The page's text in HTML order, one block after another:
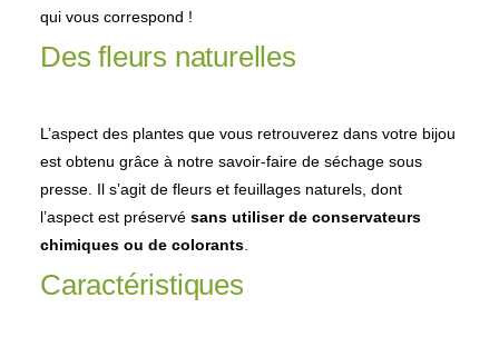
qui vous correspond !
Des fleurs naturelles
L’aspect des plantes que vous retrouverez dans votre bijou
est obtenu grâce à notre savoir-faire de séchage sous
presse. Il s’agit de fleurs et feuillages naturels, dont
l’aspect est préservé sans utiliser de conservateurs
chimiques ou de colorants.
Caractéristiques